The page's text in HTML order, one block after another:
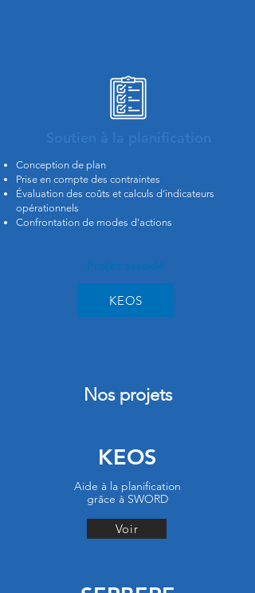
KEOS
Conception de plan
Prise en compte des contraintes
Évaluation des coûts et calculs d’indicateurs
opérationnels
Confrontation de modes d'actions
Projet associé
Nos projets
Aide à la planification
grâce à SWORD
Voir
KEOS